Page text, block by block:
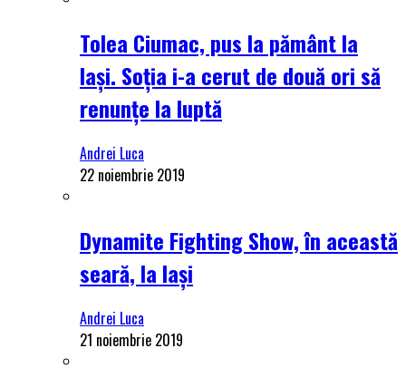
Tolea Ciumac, pus la pământ la
Iași. Soția i-a cerut de două ori să
renunțe la luptă
Andrei Luca
22 noiembrie 2019
Dynamite Fighting Show, în această
seară, la Iași
Andrei Luca
21 noiembrie 2019